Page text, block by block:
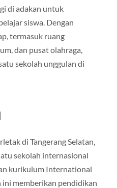
di adakan untuk
siswa. Dengan
termasuk ruang
dan pusat olahraga,
sekolah unggulan di
di Tangerang Selatan,
sekolah internasional
kurikulum International
ini memberikan pendidikan